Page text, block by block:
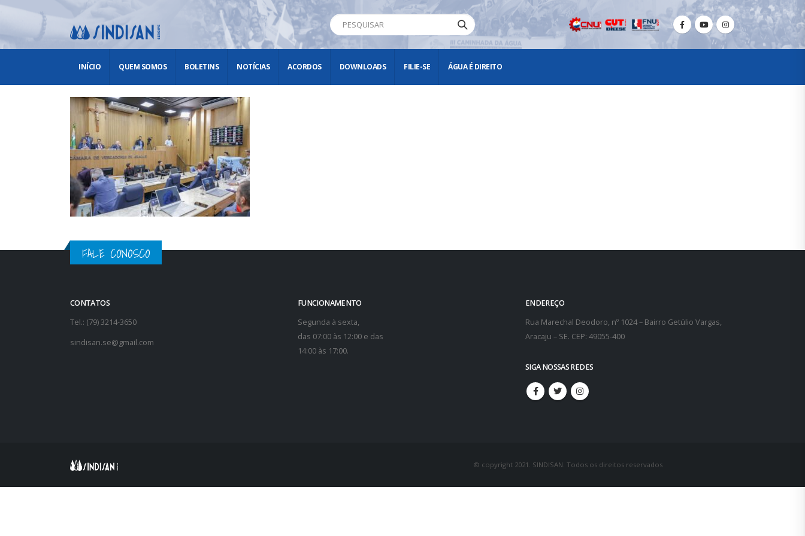
INÍCIO QUEM SOMOS BOLETINS NOTÍCIAS ACORDOS DOWNLOADS FILIE-SE ÁGUA É DIREITO
FALE CONOSCO
CONTATOS
Tel.: (79) 3214-3650
sindisan.se@gmail.com
FUNCIONAMENTO
Segunda à sexta,
das 07:00 às 12:00 e das
14:00 às 17:00.
ENDEREÇO
Rua Marechal Deodoro, nº 1024 – Bairro Getúlio Vargas,
Aracaju – SE. CEP: 49055-400
SIGA NOSSAS REDES
© copyright 2021. SINDISAN. Todos os direitos reservados